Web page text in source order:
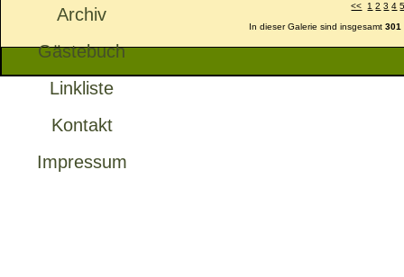
Archiv
Gästebuch
Linkliste
Kontakt
Impressum
<< 1 2 3 4
In dieser Galerie sind insgesamt